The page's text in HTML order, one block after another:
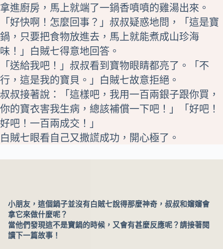
拿進廚房，馬上就端了一鍋香噴噴的雞湯出來。
「好快啊！怎麼回事？」叔叔疑惑地問，「這是寶
鍋，只要把食物放進去，馬上就能煮成山珍海
味！」白賊七得意地回答。
「送給我吧！」叔叔看到寶物眼睛都亮了。「不
行，這是我的寶貝。」白賊七故意拒絕。
叔叔接著說：「這樣吧，我用一百兩銀子跟你買，
你的寶衣害我生病，總該補償一下吧！」「好吧！
好吧！一百兩成交！」
白賊七眼看自己又撒謊成功，開心極了。
小朋友，這個鍋子並沒有白賊七說得那麼神奇，叔叔和嬸嬸會
拿它來做什麼呢？
當他們發現這不是寶鍋的時候，又會有甚麼反應呢？請接著閱
讀下一篇故事！